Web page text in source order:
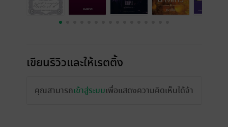
เขียนรีวิวและให้เรตติ้ง
คุณสามารถเข้าสู่ระบบเพื่อแสดงความคิดเห็นได้จ้า